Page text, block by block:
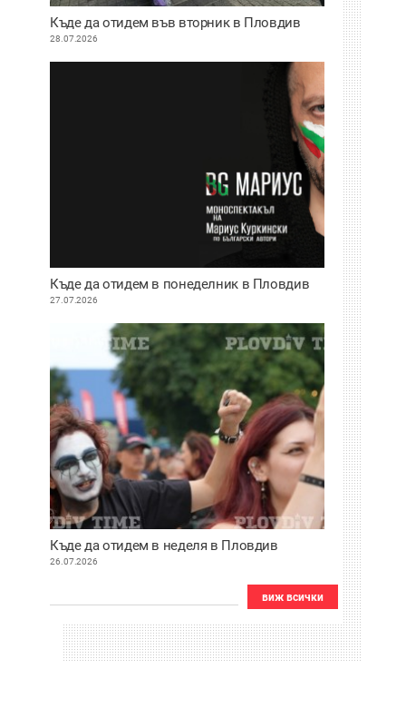
Къде да отидем във вторник в Пловдив
28.07.2026
Къде да отидем в понеделник в Пловдив
27.07.2026
Къде да отидем в неделя в Пловдив
26.07.2026
виж всички